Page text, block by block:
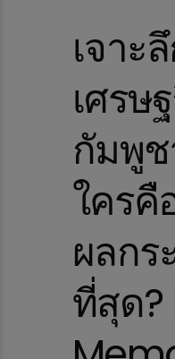
เจาะ
เศรษ
กัมพู
ใครคื
ผลกร
ที่สุด?